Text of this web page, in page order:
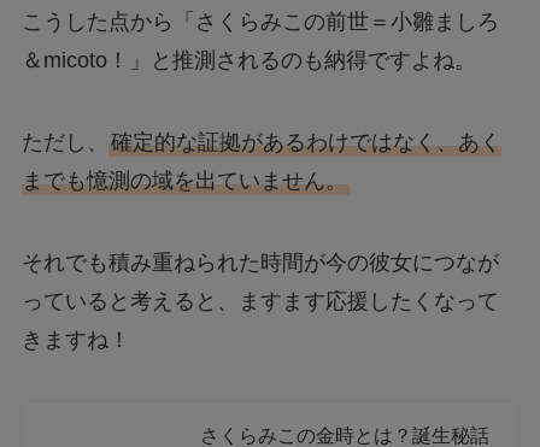
こうした点から「さくらみこの前世＝小雛ましろ
＆micoto！」と推測されるのも納得ですよね。
ただし、 確定的な証拠があるわけではなく、あく
までも憶測の域を出ていません。
それでも積み重ねられた時間が今の彼女につなが
っていると考えると、ますます応援したくなって
きますね！
さくらみこの金時とは？誕生秘話